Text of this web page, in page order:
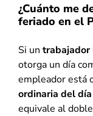
¿Cuánto me
feriado en el
Si un trabajador
otorga un día
empleador está
ordinaria del
equivale al